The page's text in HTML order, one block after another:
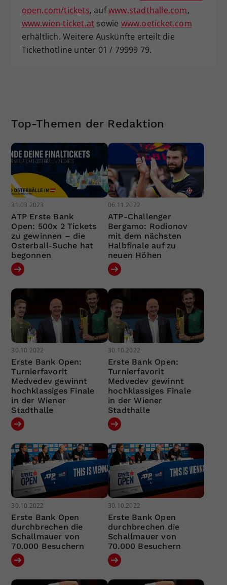
open.com/tickets, aufwww.stadthalle.com,
www.wien-ticket.at sowie www.oeticket.com
erhältlich. Weitere Auskünfte erteilt die
Tickethotline unter 01 / 79999 79.
Top-Themen der Redaktion
31.03.2023
ATP Erste Bank
Open: 500x 2 Tickets
zu gewinnen – die
Osterball-Suche hat
begonnen
06.11.2022
ATP-Challenger
Bergamo: Rodionov
mit dem nächsten
Halbfinale auf zu
neuen Höhen
30.10.2022
Erste Bank Open:
Turnierfavorit
Medvedev gewinnt
hochklassiges Finale
in der Wiener
Stadthalle
30.10.2022
Erste Bank Open:
Turnierfavorit
Medvedev gewinnt
hochklassiges Finale
in der Wiener
Stadthalle
30.10.2022
Erste Bank Open
durchbrechen die
Schallmauer von
70.000 Besuchern
30.10.2022
Erste Bank Open
durchbrechen die
Schallmauer von
70.000 Besuchern